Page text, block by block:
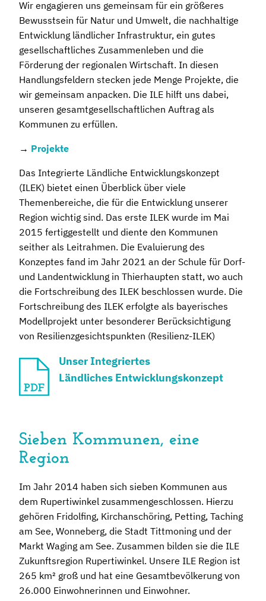
Wir engagieren uns gemeinsam für ein größeres
Bewusstsein für Natur und Umwelt, die nachhaltige
Entwicklung ländlicher Infrastruktur, ein gutes
gesellschaftliches Zusammenleben und die
Förderung der regionalen Wirtschaft. In diesen
Handlungsfeldern stecken jede Menge Projekte, die
wir gemeinsam anpacken. Die ILE hilft uns dabei,
unseren gesamtgesellschaftlichen Auftrag als
Kommunen zu erfüllen.
→ Projekte
Das Integrierte Ländliche Entwicklungskonzept
(ILEK) bietet einen Überblick über viele
Themenbereiche, die für die Entwicklung unserer
Region wichtig sind. Das erste ILEK wurde im Mai
2015 fertiggestellt und diente den Kommunen
seither als Leitrahmen. Die Evaluierung des
Konzeptes fand im Jahr 2021 an der Schule für Dorf-
und Landentwicklung in Thierhaupten statt, wo auch
die Fortschreibung des ILEK beschlossen wurde. Die
Fortschreibung des ILEK erfolgte als bayerisches
Modellprojekt unter besonderer Berücksichtigung
von Resilienzgesichtspunkten (Resilienz-ILEK)
Unser Integriertes
Ländliches Entwicklungskonzept
Sieben Kommunen, eine
Region
Im Jahr 2014 haben sich sieben Kommunen aus
dem Rupertiwinkel zusammengeschlossen. Hierzu
gehören Fridolfing, Kirchanschöring, Petting, Taching
am See, Wonneberg, die Stadt Tittmoning und der
Markt Waging am See. Zusammen bilden sie die ILE
Zukunftsregion Rupertiwinkel. Unsere ILE Region ist
265 km² groß und hat eine Gesamtbevölkerung von
26.000 Einwohnerinnen und Einwohner.